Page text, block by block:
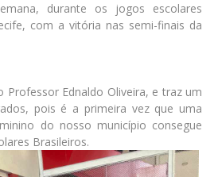
durante os jogos escolares
com a vitória nas semi-finais da
Professor Ednaldo Oliveira, e traz um
pois é a primeira vez que uma
do nosso município consegue
Brasileiros.